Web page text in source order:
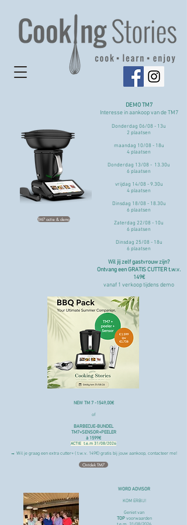
NEW TM 7 -1549,00€
of
BARBECUE-BUNDEL
TM7+SENSOR+PEELER
à 1599€
ACTIE t.e.m 31/08/2026
→ Wil je graag een extra cutter+ ( t.w.v. 149€) gratis bij jouw aankoop, contacteer me!
DEMO TM7​​
Interesse in aankoop van de TM7
Donderdag 06/08 - 13u
2 plaatsen
maandag 10/08 - 18u
4 plaatsen
Donderdag 13/08 - 13.30u
6 plaatsen
vrijdag 14/08 - 9.30u
4 plaatsen
Dinsdag 18/08 - 18.30u
6 plaatsen
Zaterdag 22/08 - 10u
6 plaatsen
Dinsdag 25/08 - 18u
6 plaatsen
Wil jij zelf gastvrouw zijn?
Ontvang een GRATIS CUTTER t.w.v.
149€
vanaf 1 verkoop tijdens demo
TM7 actie & demo
Ontdek TM7
WORD ADVISOR
KOM ERBIJ!​​
Geniet van
TOP voorwaarden